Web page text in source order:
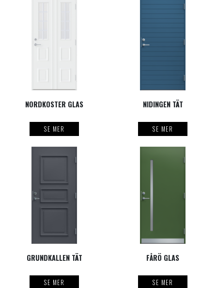
NORDKOSTER GLAS
SE MER
NIDINGEN TÄT
SE MER
GRUNDKALLEN TÄT
SE MER
FÅRÖ GLAS
SE MER